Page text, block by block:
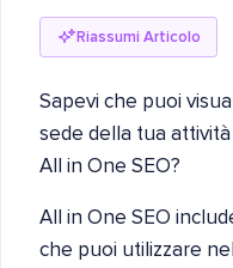
Riassumi Articolo
Sapevi che puoi
sede della tua
All in One SEO?
All in One SEO
che puoi utilizzare